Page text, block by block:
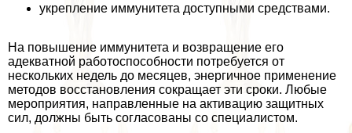
укрепление иммунитета доступными средствами.
На повышение иммунитета и возвращение его
адекватной работоспособности потребуется от
нескольких недель до месяцев, энергичное применение
методов восстановления сокращает эти сроки. Любые
мероприятия, направленные на активацию защитных
сил, должны быть согласованы со специалистом.